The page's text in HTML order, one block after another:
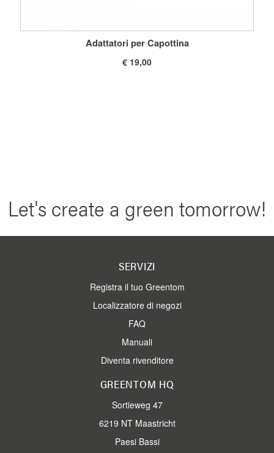
Adattatori per Capottina
€ 19,00
Let's create a green tomorrow!
SERVIZI
Registra il tuo Greentom
Localizzatore di negozi
FAQ
Manuali
Diventa rivenditore
GREENTOM HQ
Sortieweg 47
6219 NT Maastricht
Paesi Bassi